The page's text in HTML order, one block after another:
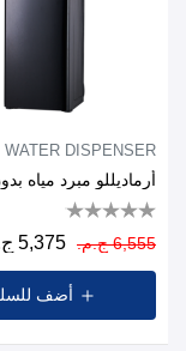
WATER DISPENSER
6,555 ج.م. 5,375 ج.م.
أضف